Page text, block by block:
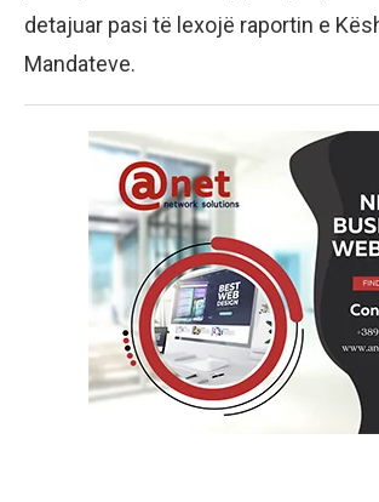
detajuar pasi të lexojë raportin e
Mandateve.